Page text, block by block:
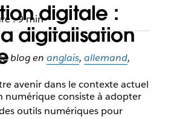
digitale :
digitalisation
avenir dans le contexte actuel
: 9 min
blog en anglais, allemand,
numérique consiste à adopter
outils numériques pour